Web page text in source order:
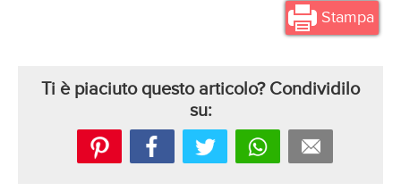
Stampa
Ti è piaciuto questo articolo? Condividilo
su: